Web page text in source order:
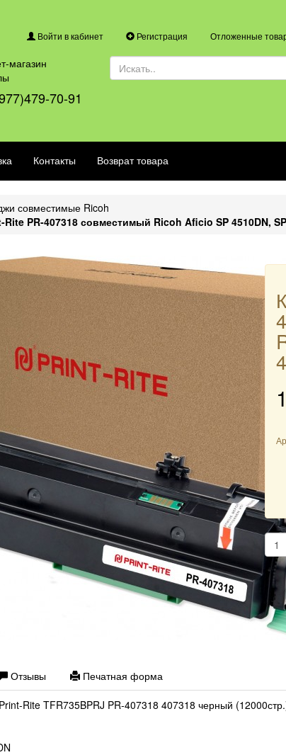
Войти в кабинет Регистрация Отложенные
магазин
70-91
Контакты Возврат товара
совместимые Ricoh
PR-407318 совместимый Ricoh Aficio SP 4510DN,
Отзывы Печатная форма
Rite TFR735BPRJ PR-407318 407318 черный